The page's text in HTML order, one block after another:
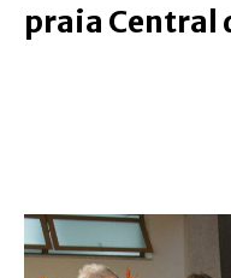
praia Central